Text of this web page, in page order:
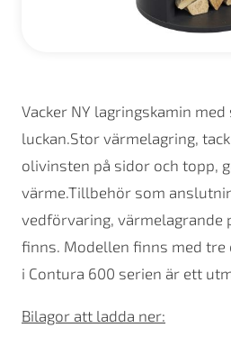
Vacker NY lagringskamin
luckan.Stor värmelagring,
olivinsten på sidor och topp,
värme.Tillbehör som
vedförvaring, värmelagrande
finns. Modellen finns med tre
i Contura 600 serien är ett
Bilagor att ladda ner: